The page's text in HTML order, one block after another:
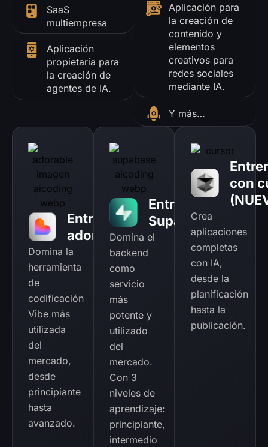
SaaS
multiempresa
Aplicación
propietaria para
la creación de
agentes de IA.
Aplicación para
la creación de
contenido y
elementos
creativos para
redes sociales
mediante IA.
Y más…
Entrenamiento
adorable
Domina la
herramienta
de
codificación
Vibe más
utilizada
del
mercado,
desde
principiante
hasta
avanzado.
Entrenamiento
SupaBase
Domina el
backend
como
servicio
más
potente y
utilizado
del
mercado.
Con 3
niveles de
aprendizaje:
principiante,
intermedio
con
Crea
aplicaciones
completas
con IA,
desde la
planificación
hasta la
publicación.